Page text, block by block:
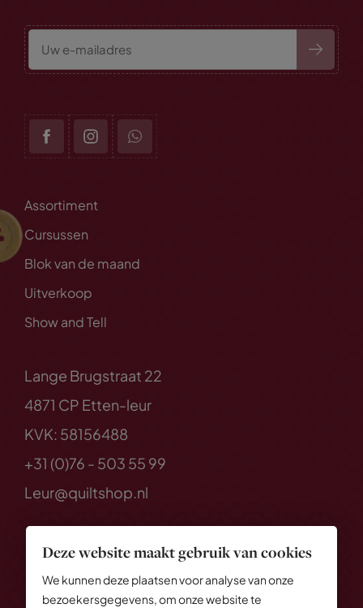
Deze website maakt gebruik van cookies
We kunnen deze plaatsen voor analyse van onze
bezoekersgegevens, om onze website te
Assortiment
Cursussen
Blok van de maand
Uitverkoop
Show and Tell
Lange Brugstraat 22
4871 CP Etten-leur
KVK: 58156488
+31 (0)76 - 503 55 99
Leur@quiltshop.nl